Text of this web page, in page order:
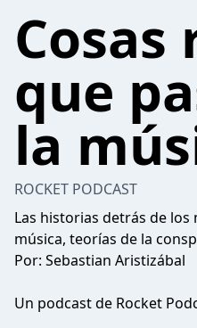
Cosas
que
la
ROCKET PODCAST
Las historias detrás de los
música, teorías de la
Por: Sebastian Aristizábal
Un podcast de Rocket